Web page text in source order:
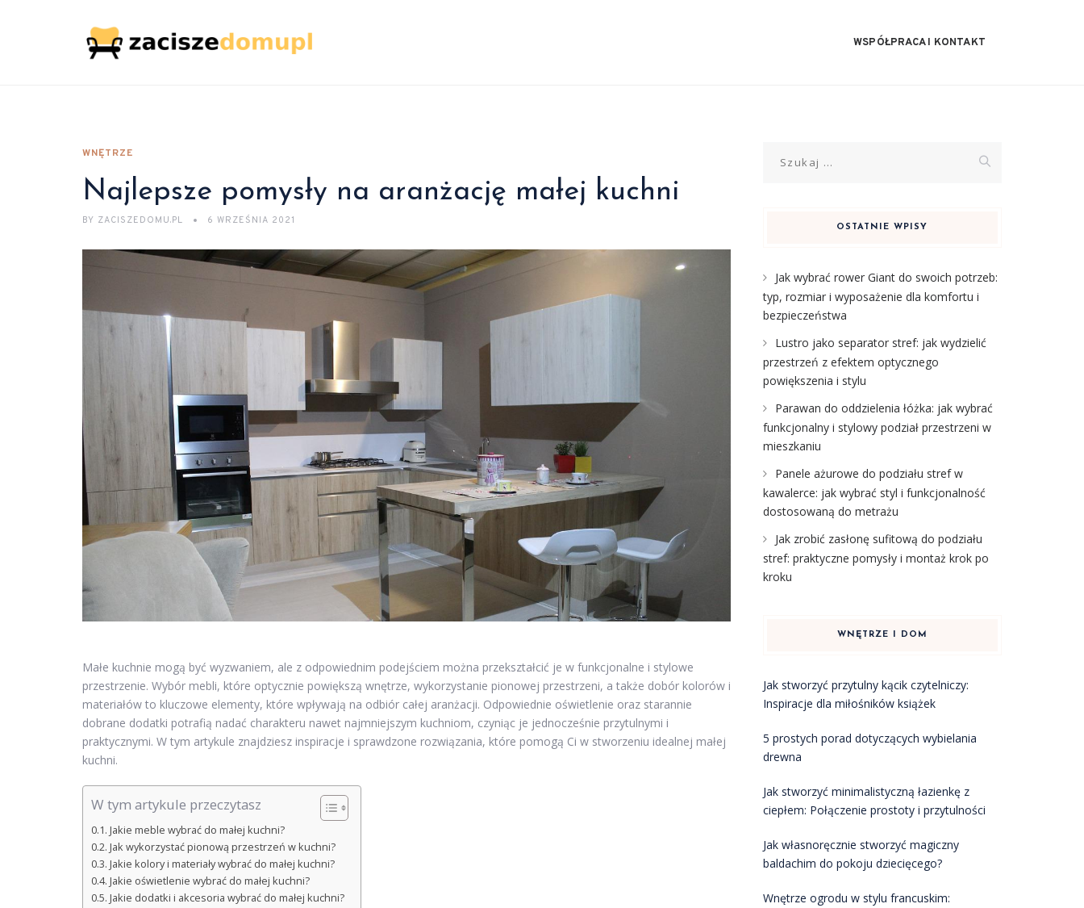
WSPÓŁPRACA I KONTAKT
WNĘTRZE
Najlepsze pomysły na aranżację małej kuchni
BY ZACISZEDOMU.PL 6 WRZEŚNIA 2021
Małe kuchnie mogą być wyzwaniem, ale z odpowiednim podejściem można przekształcić je w funkcjonalne i stylowe
przestrzenie. Wybór mebli, które optycznie powiększą wnętrze, wykorzystanie pionowej przestrzeni, a także dobór kolorów i
materiałów to kluczowe elementy, które wpływają na odbiór całej aranżacji. Odpowiednie oświetlenie oraz starannie
dobrane dodatki potrafią nadać charakteru nawet najmniejszym kuchniom, czyniąc je jednocześnie przytulnymi i
praktycznymi. W tym artykule znajdziesz inspiracje i sprawdzone rozwiązania, które pomogą Ci w stworzeniu idealnej małej
kuchni.
W tym artykule przeczytasz
Jakie meble wybrać do małej kuchni?
Jak wykorzystać pionową przestrzeń w kuchni?
Jakie kolory i materiały wybrać do małej kuchni?
Jakie oświetlenie wybrać do małej kuchni?
Jakie dodatki i akcesoria wybrać do małej kuchni?
OSTATNIE WPISY
Jak wybrać rower Giant do swoich potrzeb:
typ, rozmiar i wyposażenie dla komfortu i
bezpieczeństwa
Lustro jako separator stref: jak wydzielić
przestrzeń z efektem optycznego
powiększenia i stylu
Parawan do oddzielenia łóżka: jak wybrać
funkcjonalny i stylowy podział przestrzeni w
mieszkaniu
Panele ażurowe do podziału stref w
kawalerce: jak wybrać styl i funkcjonalność
dostosowaną do metrażu
Jak zrobić zasłonę sufitową do podziału
stref: praktyczne pomysły i montaż krok po
kroku
WNĘTRZE I DOM
Jak stworzyć przytulny kącik czytelniczy:
Inspiracje dla miłośników książek
5 prostych porad dotyczących wybielania
drewna
Jak stworzyć minimalistyczną łazienkę z
ciepłem: Połączenie prostoty i przytulności
Jak własnoręcznie stworzyć magiczny
baldachim do pokoju dziecięcego?
Wnętrze ogrodu w stylu francuskim: